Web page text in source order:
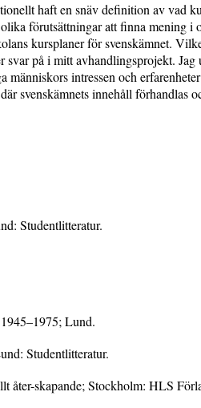
haft en snäv definition av vad
förutsättningar att finna mening i
kursplaner för svenskämnet.
på i mitt avhandlingsprojekt.
intressen och
svenskämnets innehåll förhandlas
Studentlitteratur.
Lund.
Studentlitteratur.
åter-skapande; Stockholm: HLS